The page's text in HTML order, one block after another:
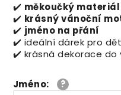
✔️ měkoučký
✔️ krásný vánoční
✔️ jméno na přání
✔️ ideální dárek pro
✔️ krásná dekorace do
Jméno: